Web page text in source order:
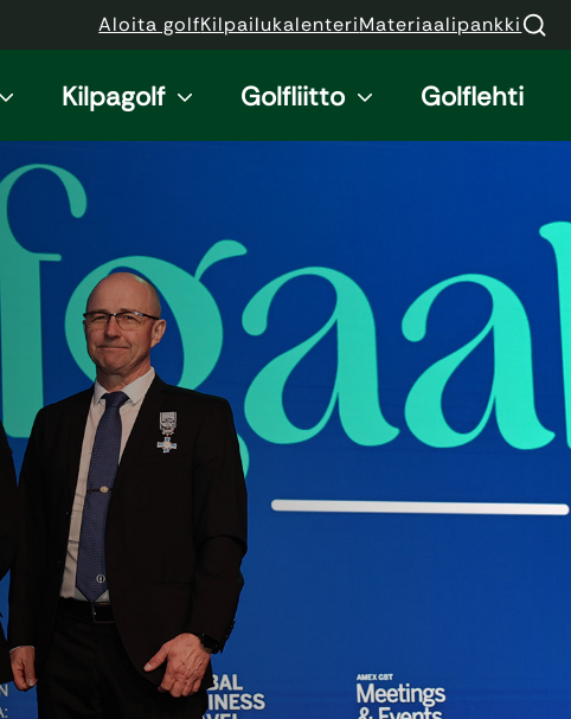
Aloita golfKilpailukalenteriMateriaalipankki
Kilpagolf Golfliitto Golflehti